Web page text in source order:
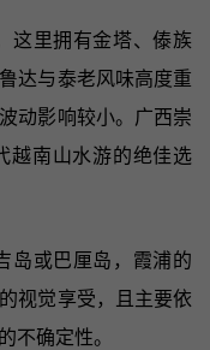
这里拥有金塔、傣族
达与泰老风味高度重
动影响较小。广西崇
越南山水游的绝佳选
岛或巴厘岛，霞浦的
视觉享受，且主要依
不确定性。